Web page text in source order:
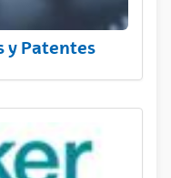
y Patentes